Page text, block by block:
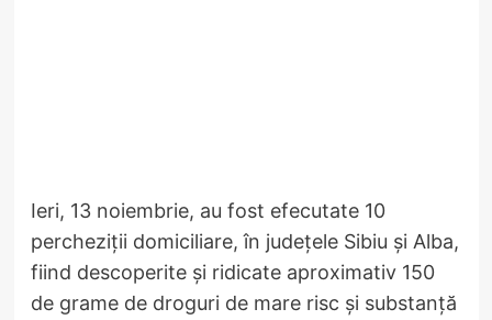
Ieri, 13 noiembrie, au fost efecutate 10
percheziții domiciliare, în județele Sibiu și Alba,
fiind descoperite și ridicate aproximativ 150
de grame de droguri de mare risc și substanță